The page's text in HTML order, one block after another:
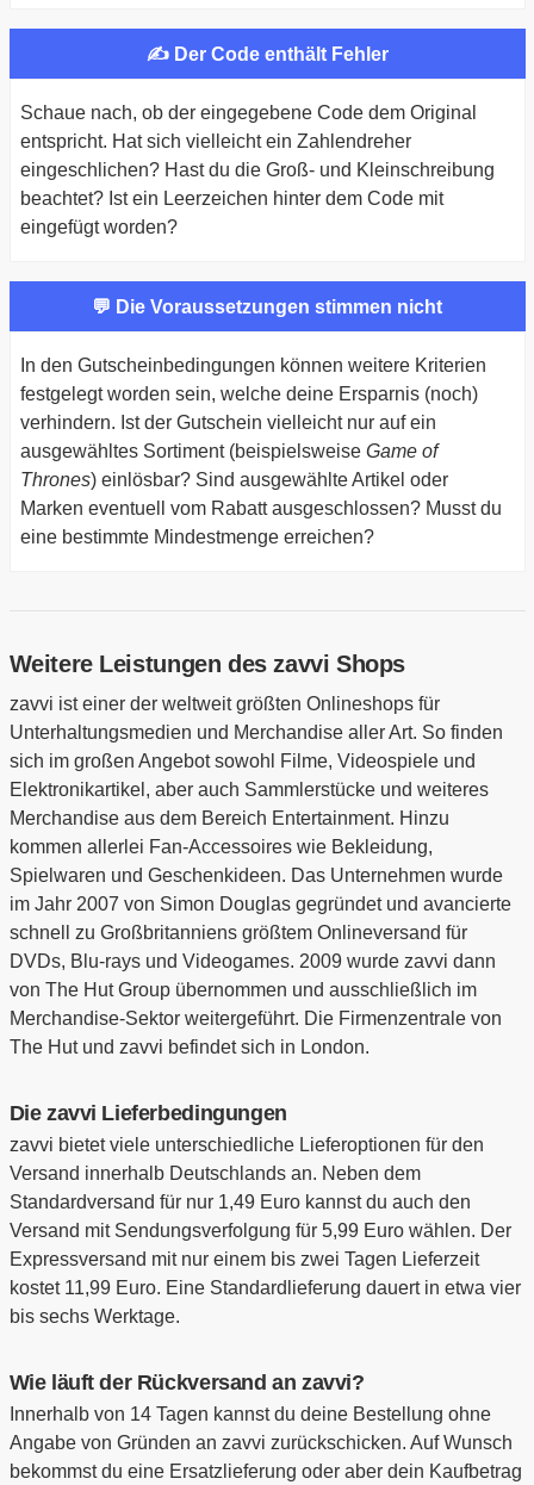
✍ Der Code enthält Fehler
Schaue nach, ob der eingegebene Code dem Original
entspricht. Hat sich vielleicht ein Zahlendreher
eingeschlichen? Hast du die Groß- und Kleinschreibung
beachtet? Ist ein Leerzeichen hinter dem Code mit
eingefügt worden?
💬 Die Voraussetzungen stimmen nicht
In den Gutscheinbedingungen können weitere Kriterien
festgelegt worden sein, welche deine Ersparnis (noch)
verhindern. Ist der Gutschein vielleicht nur auf ein
ausgewähltes Sortiment (beispielsweise Game of
Thrones) einlösbar? Sind ausgewählte Artikel oder
Marken eventuell vom Rabatt ausgeschlossen? Musst du
eine bestimmte Mindestmenge erreichen?
Weitere Leistungen des zavvi Shops
zavvi ist einer der weltweit größten Onlineshops für
Unterhaltungsmedien und Merchandise aller Art. So finden
sich im großen Angebot sowohl Filme, Videospiele und
Elektronikartikel, aber auch Sammlerstücke und weiteres
Merchandise aus dem Bereich Entertainment. Hinzu
kommen allerlei Fan-Accessoires wie Bekleidung,
Spielwaren und Geschenkideen. Das Unternehmen wurde
im Jahr 2007 von Simon Douglas gegründet und avancierte
schnell zu Großbritanniens größtem Onlineversand für
DVDs, Blu-rays und Videogames. 2009 wurde zavvi dann
von The Hut Group übernommen und ausschließlich im
Merchandise-Sektor weitergeführt. Die Firmenzentrale von
The Hut und zavvi befindet sich in London.
Die zavvi Lieferbedingungen
zavvi bietet viele unterschiedliche Lieferoptionen für den
Versand innerhalb Deutschlands an. Neben dem
Standardversand für nur 1,49 Euro kannst du auch den
Versand mit Sendungsverfolgung für 5,99 Euro wählen. Der
Expressversand mit nur einem bis zwei Tagen Lieferzeit
kostet 11,99 Euro. Eine Standardlieferung dauert in etwa vier
bis sechs Werktage.
Wie läuft der Rückversand an zavvi?
Innerhalb von 14 Tagen kannst du deine Bestellung ohne
Angabe von Gründen an zavvi zurückschicken. Auf Wunsch
bekommst du eine Ersatzlieferung oder aber dein Kaufbetrag